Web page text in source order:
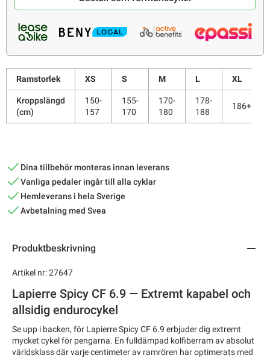
Ramstorlek XS S M L XL
Kroppslängd
(cm)
150-
157
155-
170
170-
180
178-
188
186+
Dina tillbehör monteras innan leverans
Vanliga pedaler ingår till alla cyklar
Hemleverans i hela Sverige
Avbetalning med Svea
Produktbeskrivning
Artikel nr: 27647
Lapierre Spicy CF 6.9 — Extremt kapabel och
allsidig endurocykel
Se upp i backen, för Lapierre Spicy CF 6.9 erbjuder dig extremt
mycket cykel för pengarna. En fulldämpad kolfiberram av absolut
världsklass där varje centimeter av ramrören har optimerats med